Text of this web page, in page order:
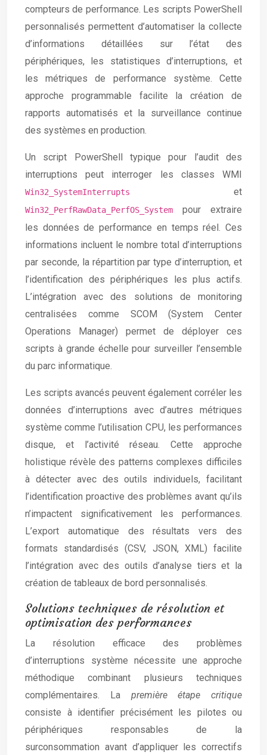
compteurs de performance. Les scripts PowerShell
personnalisés permettent d’automatiser la collecte
d’informations détaillées sur l’état des
périphériques, les statistiques d’interruptions, et
les métriques de performance système. Cette
approche programmable facilite la création de
rapports automatisés et la surveillance continue
des systèmes en production.
Un script PowerShell typique pour l’audit des
interruptions peut interroger les classes WMI
Win32_SystemInterrupts et
Win32_PerfRawData_PerfOS_System pour extraire
les données de performance en temps réel. Ces
informations incluent le nombre total d’interruptions
par seconde, la répartition par type d’interruption, et
l’identification des périphériques les plus actifs.
L’intégration avec des solutions de monitoring
centralisées comme SCOM (System Center
Operations Manager) permet de déployer ces
scripts à grande échelle pour surveiller l’ensemble
du parc informatique.
Les scripts avancés peuvent également corréler les
données d’interruptions avec d’autres métriques
système comme l’utilisation CPU, les performances
disque, et l’activité réseau. Cette approche
holistique révèle des patterns complexes difficiles
à détecter avec des outils individuels, facilitant
l’identification proactive des problèmes avant qu’ils
n’impactent significativement les performances.
L’export automatique des résultats vers des
formats standardisés (CSV, JSON, XML) facilite
l’intégration avec des outils d’analyse tiers et la
création de tableaux de bord personnalisés.
Solutions techniques de résolution et
optimisation des performances
La résolution efficace des problèmes
d’interruptions système nécessite une approche
méthodique combinant plusieurs techniques
complémentaires. La première étape critique
consiste à identifier précisément les pilotes ou
périphériques responsables de la
surconsommation avant d’appliquer les correctifs